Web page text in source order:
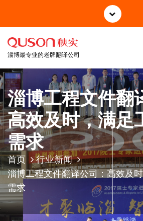
正
淄博最专业的老牌翻译公司
淄博工程文件翻
高效及时，满足
需求
首页
行业新闻
淄博工程文件翻译公司：高效及
需求